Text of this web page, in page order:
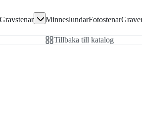
Gravstenar MinneslundarFotostenar
Tillbaka till katalog